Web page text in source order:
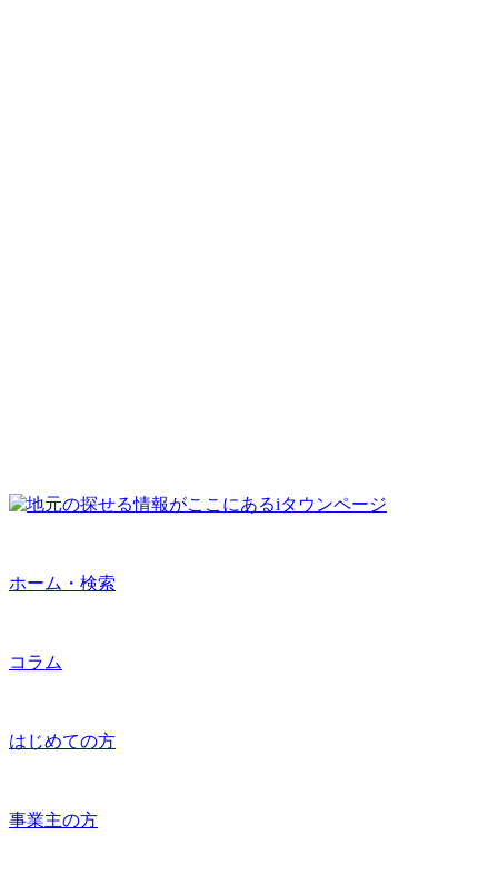
ホーム・検索
コラム
はじめての方
事業主の方